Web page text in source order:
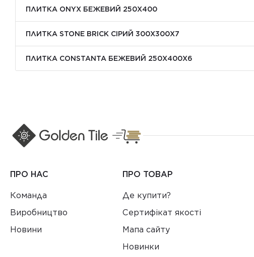
ПЛИТКА ONYX БЕЖЕВИЙ 250X400
ПЛИТКА STONE BRICK СІРИЙ 300Х300X7
ПЛИТКА CONSTANTA БЕЖЕВИЙ 250Х400X6
ПРО НАС
Команда
Виробництво
Новини
ПРО ТОВАР
Де купити?
Сертифікат якості
Мапа сайту
Новинки